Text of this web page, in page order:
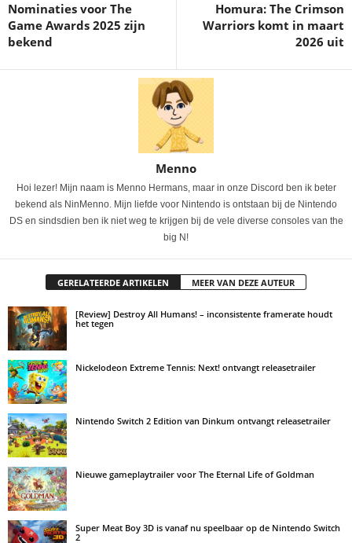
Nominaties voor The
Game Awards 2025 zijn
bekend
Homura: The Crimson
Warriors komt in maart
2026 uit
Menno
Hoi lezer! Mijn naam is Menno Hermans, maar in onze Discord ben ik beter
bekend als NinMenno. Mijn liefde voor Nintendo is ontstaan bij de Nintendo
DS en sindsdien ben ik niet weg te krijgen bij de vele diverse consoles van the
big N!
GERELATEERDE ARTIKELEN MEER VAN DEZE AUTEUR
[Review] Destroy All Humans! – inconsistente framerate houdt
het tegen
Nickelodeon Extreme Tennis: Next! ontvangt releasetrailer
Nintendo Switch 2 Edition van Dinkum ontvangt releasetrailer
Nieuwe gameplaytrailer voor The Eternal Life of Goldman
Super Meat Boy 3D is vanaf nu speelbaar op de Nintendo Switch
2